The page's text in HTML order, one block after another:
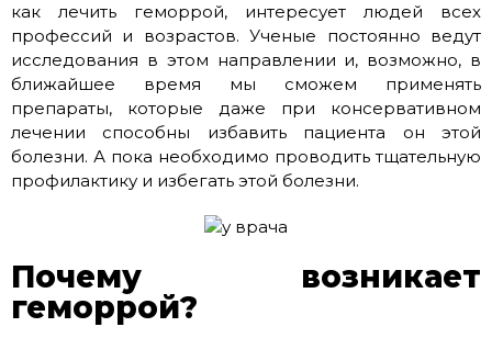
как лечить геморрой, интересует людей всех
профессий и возрастов. Ученые постоянно ведут
исследования в этом направлении и, возможно, в
ближайшее время мы сможем применять
препараты, которые даже при консервативном
лечении способны избавить пациента он этой
болезни. А пока необходимо проводить тщательную
профилактику и избегать этой болезни.
Почему возникает
геморрой?